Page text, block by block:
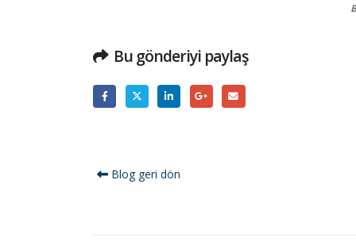
Bug
Bu gönderiyi paylaş
Blog geri dön